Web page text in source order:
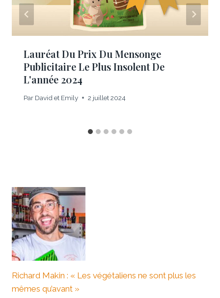
Lauréat Du Prix Du Mensonge
Publicitaire Le Plus Insolent De
L'année 2024
Par David et Emily 2 juillet 2024
Richard Makin : « Les végétaliens ne sont plus les
mêmes qu’avant »